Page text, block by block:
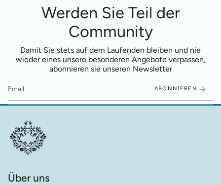
Werden Sie Teil der
Community
Damit Sie stets auf dem Laufenden bleiben und nie
wieder eines unsere besonderen Angebote verpassen,
abonnieren sie unseren Newsletter
ABONNIEREN
Über uns